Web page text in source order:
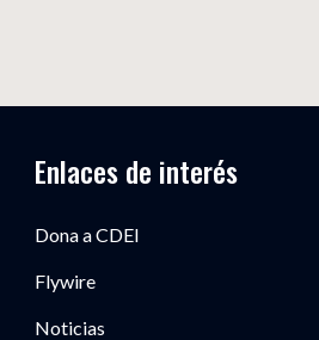
Enlaces de interés
Dona a CDEI
Flywire
Noticias